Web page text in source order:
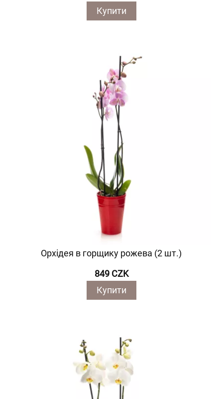
Купити
Орхідея в горщику рожева (2 шт.)
849 CZK
Купити